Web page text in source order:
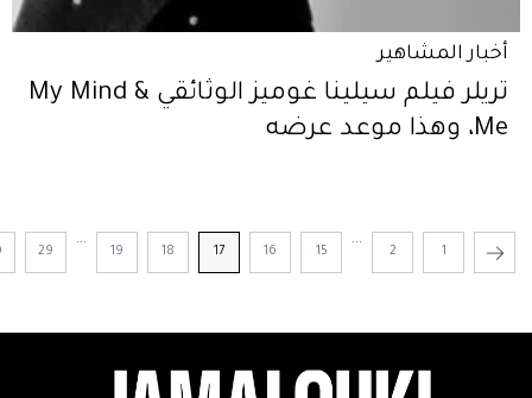
أخبار المشاهير
تريلر فيلم سيلينا غوميز الوثائقي My Mind &
Me، وهذا موعد عرضه
1
2
...
15
16
17
18
19
...
29